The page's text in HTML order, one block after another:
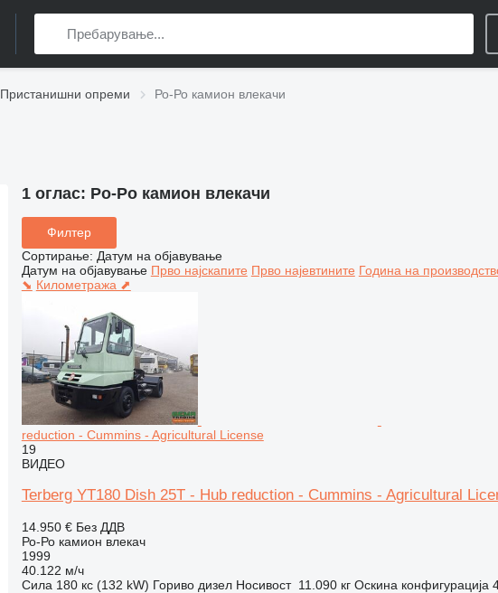
Пристанишни опреми Ро-Ро камион влекачи
1 оглас: Ро-Ро камион влекачи
Филтер
Сортирање: Датум на објавување
Датум на објавување Прво најскапите Прво најевтините Година на
⬊ Километража ⬈
reduction - Cummins - Agricultural License
19
ВИДЕО
Terberg YT180 Dish 25T - Hub reduction - Cummins - Agricultural
14.950 € Без ДДВ
Ро-Ро камион влекач
1999
40.122 м/ч
Сила 180 кс (132 kW) Гориво дизел Носивост 11.090 кг Оскина конфигурација